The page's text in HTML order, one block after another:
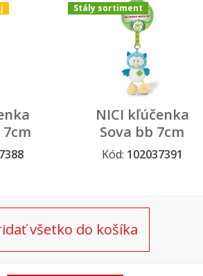
NICI kľúčenka
Sova bb 7cm
Talisminis
Stály sortiment
Kód: 102037391
Stály sortiment
všetko do košíka